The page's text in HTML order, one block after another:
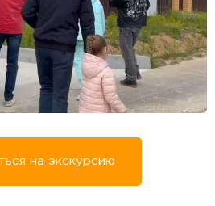
на экскурсию